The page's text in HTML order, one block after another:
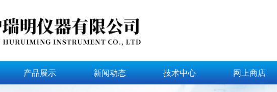
产品展示 新闻动态 技术中心 网上商店